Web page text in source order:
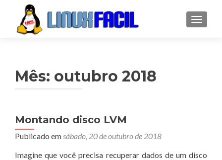
Mês: outubro 2018
Montando disco LVM
Publicado emsábado, 20 de outubro de 2018
Imagine que você precisa recuperar dados de um disco